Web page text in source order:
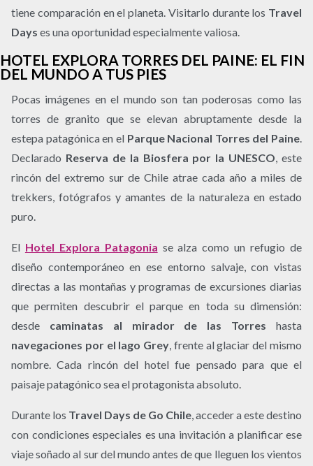
tiene comparación en el planeta. Visitarlo durante los Travel
Days es una oportunidad especialmente valiosa.
HOTEL EXPLORA TORRES DEL PAINE: EL FIN
DEL MUNDO A TUS PIES
Pocas imágenes en el mundo son tan poderosas como las
torres de granito que se elevan abruptamente desde la
estepa patagónica en el Parque Nacional Torres del Paine.
Declarado Reserva de la Biosfera por la UNESCO, este
rincón del extremo sur de Chile atrae cada año a miles de
trekkers, fotógrafos y amantes de la naturaleza en estado
puro.
El Hotel Explora Patagonia se alza como un refugio de
diseño contemporáneo en ese entorno salvaje, con vistas
directas a las montañas y programas de excursiones diarias
que permiten descubrir el parque en toda su dimensión:
desde caminatas al mirador de las Torres hasta
navegaciones por el lago Grey, frente al glaciar del mismo
nombre. Cada rincón del hotel fue pensado para que el
paisaje patagónico sea el protagonista absoluto.
Durante los Travel Days de Go Chile, acceder a este destino
con condiciones especiales es una invitación a planificar ese
viaje soñado al sur del mundo antes de que lleguen los vientos